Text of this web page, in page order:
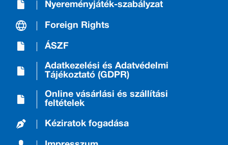
Nyereményjáték-szabályzat
Foreign Rights
ÁSZF
Adatkezelési és Adatvédelmi
Tájékoztató (GDPR)
Online vásárlási és szállítási
feltételek
Kéziratok fogadása